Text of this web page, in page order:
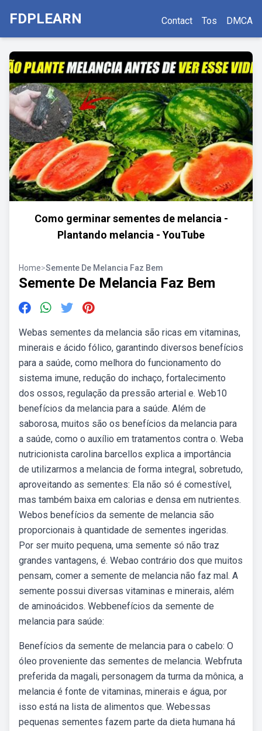
FDPLEARN Contact Tos DMCA
Como germinar sementes de melancia -
Plantando melancia - YouTube
Home>Semente De Melancia Faz Bem
Semente De Melancia Faz Bem
Webas sementes da melancia são ricas em vitaminas,
minerais e ácido fólico, garantindo diversos benefícios
para a saúde, como melhora do funcionamento do
sistema imune, redução do inchaço, fortalecimento
dos ossos, regulação da pressão arterial e. Web10
benefícios da melancia para a saúde. Além de
saborosa, muitos são os benefícios da melancia para
a saúde, como o auxílio em tratamentos contra o. Weba
nutricionista carolina barcellos explica a importância
de utilizarmos a melancia de forma integral, sobretudo,
aproveitando as sementes: Ela não só é comestível,
mas também baixa em calorias e densa em nutrientes.
Webos benefícios da semente de melancia são
proporcionais à quantidade de sementes ingeridas.
Por ser muito pequena, uma semente só não traz
grandes vantagens, é. Webao contrário dos que muitos
pensam, comer a semente de melancia não faz mal. A
semente possui diversas vitaminas e minerais, além
de aminoácidos. Webbenefícios da semente de
melancia para saúde:
Benefícios da semente de melancia para o cabelo: O
óleo proveniente das sementes de melancia. Webfruta
preferida da magali, personagem da turma da mônica, a
melancia é fonte de vitaminas, minerais e água, por
isso está na lista de alimentos que. Webessas
pequenas sementes fazem parte da dieta humana há